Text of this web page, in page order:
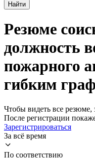
Найти
Резюме
должность
пожарного
гибким
Чтобы видеть все резюме,
После регистрации
Зарегистрироваться
За всё время
По соответствию